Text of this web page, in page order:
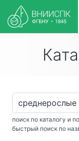
поиск по каталогу и
быстрый поиск по